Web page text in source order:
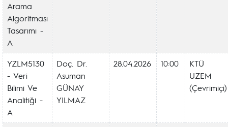
Arama
Algoritması
Tasarımı -
A
YZLM5130
- Veri
Bilimi Ve
Analitiği -
A
Doç. Dr.
Asuman
GÜNAY
YILMAZ
28.04.2026 10:00
KTÜ
UZEM
(Çevrimiçi)